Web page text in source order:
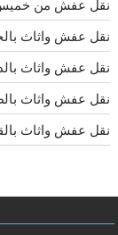
نقل عفش من
نقل عفش واثاث
نقل عفش واثاث
نقل عفش واثاث
نقل عفش واثاث